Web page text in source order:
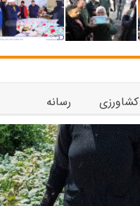
کشاورزی رسانه